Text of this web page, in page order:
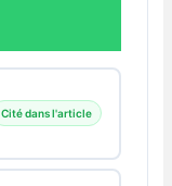
Cité dans l'article